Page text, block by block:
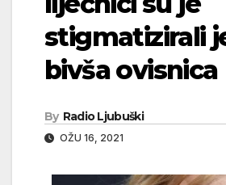
stigmatizirali
bivša ovisnica
By Radio Ljubuški
OŽU 16, 2021